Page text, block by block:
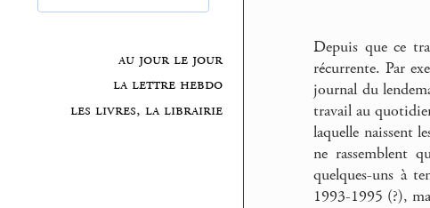
au jour le jour
la lettre hebdo
les livres, la librairie
Depuis que ce
récurrente. Par
journal du
travail au
laquelle naissent
ne rassemblent
quelques-uns à
1993-1995 (?),